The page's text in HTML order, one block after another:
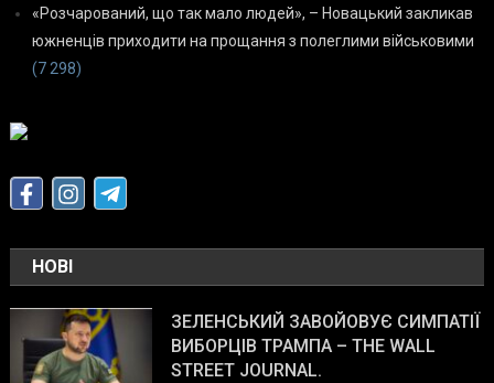
«Розчарований, що так мало людей», – Новацький закликав
южненців приходити на прощання з полеглими військовими
(7 298)
НОВІ
ЗЕЛЕНСЬКИЙ ЗАВОЙОВУЄ СИМПАТІЇ
ВИБОРЦІВ ТРАМПА – THE WALL
STREET JOURNAL.